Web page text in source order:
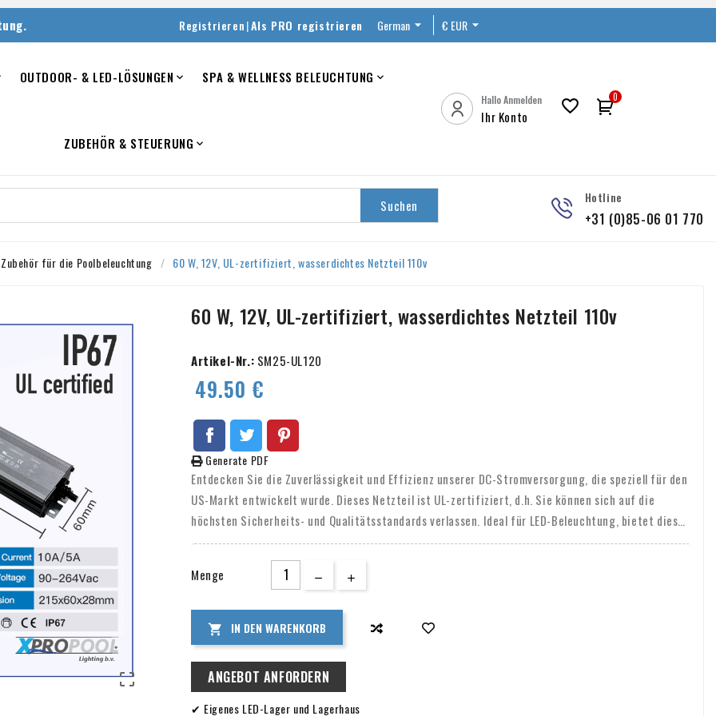
Registrieren|Als PRO registrieren German € EUR
OUTDOOR- & LED-LÖSUNGEN  SPA & WELLNESS BELEUCHTUNG 
ZUBEHÖR & STEUERUNG 
Hallo Anmelden
Ihr Konto
 0
Suchen Hotline
+31 (0)85-06 01 770
Zubehör für die Poolbeleuchtung 60 W, 12V, UL-zertifiziert, wasserdichtes Netzteil 110v

60 W, 12V, UL-zertifiziert, wasserdichtes Netzteil 110v
Artikel-Nr.: SM25-UL120
49.50 €
Generate PDF
Entdecken Sie die Zuverlässigkeit und Effizienz unserer DC-Stromversorgung, die speziell für den
US-Markt entwickelt wurde. Dieses Netzteil ist UL-zertifiziert, d.h. Sie können sich auf die
höchsten Sicherheits- und Qualitätsstandards verlassen. Ideal für LED-Beleuchtung, bietet dieses
Netzteil eine stabile und konsistente Stromversorgung, die Ihrer Beleuchtung optimale Leistung
verleiht. Mit einem Eingangsspannungssystem von 100-240VAC ist dieses Netzteil vielseitig und
für eine Vielzahl von Anwendungen geeignet. Trotz seiner starken Leistung ist es kompakt und
genießen Sie eine beruhigende 3-Jahres-Garantie, so dass Sie beruhigt in Qualität investieren
können.
Menge
 IN DEN WARENKORB
ANGEBOT ANFORDERN
✔ Eigenes LED-Lager und Lagerhaus